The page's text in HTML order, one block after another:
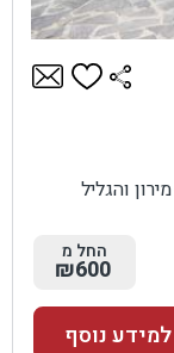
והגליל
החל מ
₪600
למידע נוסף